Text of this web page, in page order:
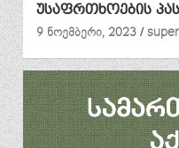
უსაფრთხოების
9 ნოემბერი, 2023